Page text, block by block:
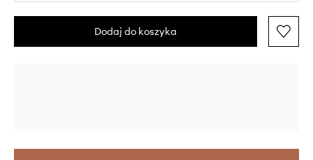
Dodaj do koszyka